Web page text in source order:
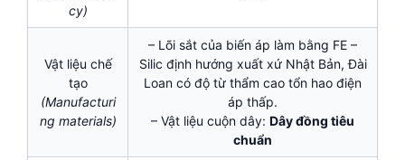
cy)
Vật liệu chế
tạo
(Manufacturi
ng materials)
– Lõi sắt của biến áp làm bằng FE –
Silic định hướng xuất xứ Nhật Bản, Đài
Loan có độ từ thẩm cao tổn hao điện
áp thấp.
– Vật liệu cuộn dây: Dây đồng tiêu
chuẩn